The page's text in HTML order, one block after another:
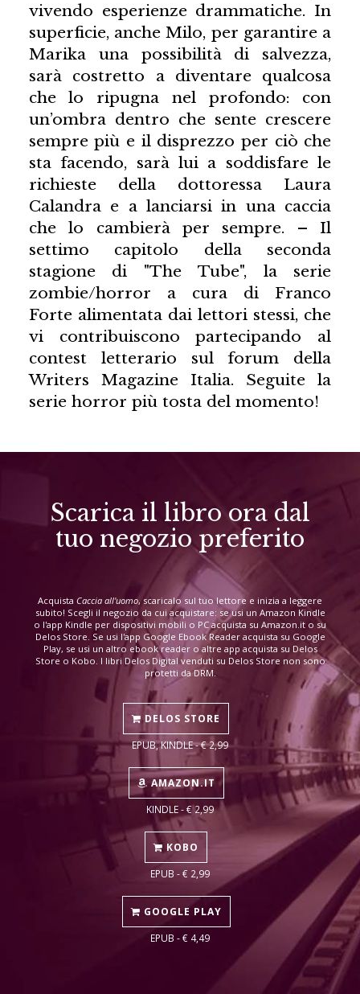
vivendo esperienze drammatiche. In
superficie, anche Milo, per garantire a
Marika una possibilità di salvezza,
sarà costretto a diventare qualcosa
che lo ripugna nel profondo: con
un’ombra dentro che sente crescere
sempre più e il disprezzo per ciò che
sta facendo, sarà lui a soddisfare le
richieste della dottoressa Laura
Calandra e a lanciarsi in una caccia
che lo cambierà per sempre. – Il
settimo capitolo della seconda
stagione di "The Tube", la serie
zombie/horror a cura di Franco
Forte alimentata dai lettori stessi, che
vi contribuiscono partecipando al
contest letterario sul forum della
Writers Magazine Italia. Seguite la
serie horror più tosta del momento!
Scarica il libro ora dal
tuo negozio preferito
Acquista Caccia all'uomo, scaricalo sul tuo lettore e inizia a leggere
subito! Scegli il negozio da cui acquistare: se usi un Amazon Kindle
o l'app Kindle per dispositivi mobili o PC acquista su Amazon.it o su
Delos Store. Se usi l'app Google Ebook Reader acquista su Google
Play, se usi un altro ebook reader o altre app acquista su Delos
Store o Kobo. I libri Delos Digital venduti su Delos Store non sono
protetti da DRM.
DELOS STORE
EPUB, KINDLE - € 2,99
AMAZON.IT
KINDLE - € 2,99
KOBO
EPUB - € 2,99
GOOGLE PLAY
EPUB - € 4,49